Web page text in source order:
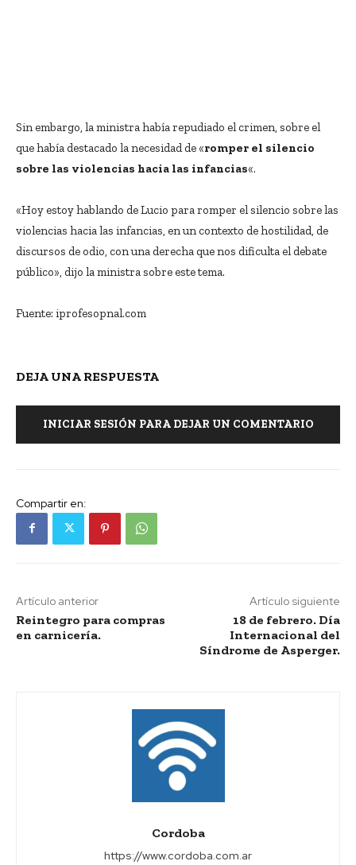
Sin embargo, la ministra había repudiado el crimen, sobre el
que había destacado la necesidad de «romper el silencio
sobre las violencias hacia las infancias«.
«Hoy estoy hablando de Lucio para romper el silencio sobre las
violencias hacia las infancias, en un contexto de hostilidad, de
discursos de odio, con una derecha que nos dificulta el debate
público», dijo la ministra sobre este tema.
Fuente: iprofesopnal.com
DEJA UNA RESPUESTA
INICIAR SESIÓN PARA DEJAR UN COMENTARIO
Compartir en:
Artículo anterior
Reintegro para compras
en carnicería.
Artículo siguiente
18 de febrero. Día
Internacional del
Síndrome de Asperger.
Cordoba
https://www.cordoba.com.ar